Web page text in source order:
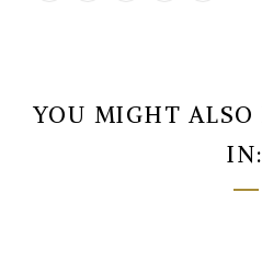
YOU MIGHT ALSO
IN: